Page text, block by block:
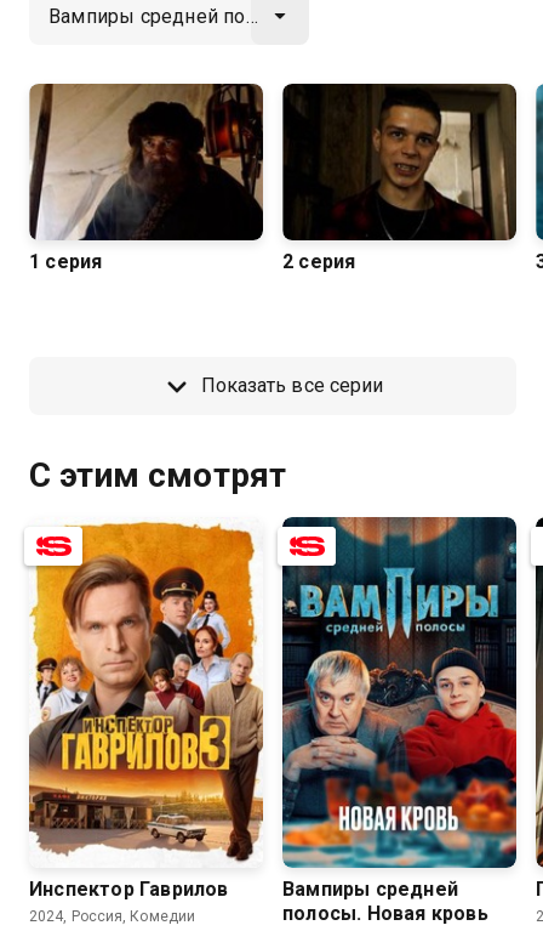
1 серия 2 серия
Показать все серии
С этим смотрят
8.2 7.5
Инспектор Гаврилов
2024, Россия, Комедии
Вампиры средней
полосы. Новая кровь